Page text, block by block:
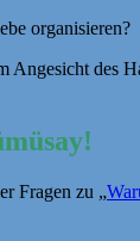
organisieren?
Angesicht des
Fragen zu „